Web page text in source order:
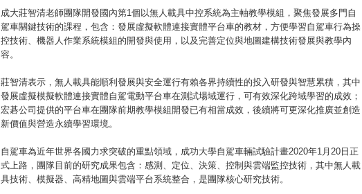
成大莊智清老師團隊開發國內第1個以無人載具中控系統為主軸教學模組，聚焦發展多門自
駕車關鍵技術的課程，包含：發展虛擬軟體連接實體平台車的教材，方便學習自駕車行為操
控技術、機器人作業系統模組的開發與使用，以及完善定位與地圖建構技術發展與教學內
容。
莊智清表示，無人載具能順利發展與安全運行有賴各界持續性的投入研發與智慧累積，其中
發展虛擬模擬軟體連接實體自駕電動平台車在測試場域運行，可有效深化跨域學習的成效；
宏碁公司提供的平台車在團隊前期教學模組開發已有相當成效，後續將可更深化推廣並創造
新價值與營造永續學習環境。
自駕車為近年世界各國力求突破的重點領域，成功大學自駕車輛試驗計畫2020年1月20日正
式上路，團隊目前的研究成果包含：感測、定位、決策、控制與雲端監控技術，其中無人載
具技術、模擬器、高精地圖與雲端平台系統整合，是團隊核心研究技術。